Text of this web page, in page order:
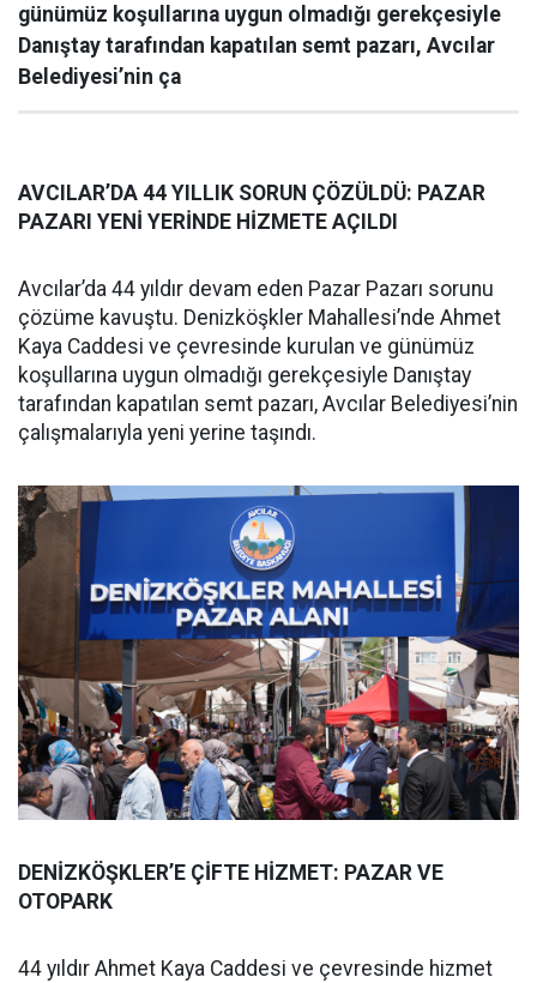
günümüz koşullarına uygun olmadığı gerekçesiyle
Danıştay tarafından kapatılan semt pazarı, Avcılar
Belediyesi’nin ça
AVCILAR’DA 44 YILLIK SORUN ÇÖZÜLDÜ: PAZAR
PAZARI YENİ YERİNDE HİZMETE AÇILDI
Avcılar’da 44 yıldır devam eden Pazar Pazarı sorunu
çözüme kavuştu. Denizköşkler Mahallesi’nde Ahmet
Kaya Caddesi ve çevresinde kurulan ve günümüz
koşullarına uygun olmadığı gerekçesiyle Danıştay
tarafından kapatılan semt pazarı, Avcılar Belediyesi’nin
çalışmalarıyla yeni yerine taşındı.
DENİZKÖŞKLER’E ÇİFTE HİZMET: PAZAR VE
OTOPARK
44 yıldır Ahmet Kaya Caddesi ve çevresinde hizmet